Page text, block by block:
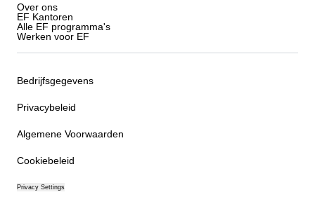
Over ons
EF Kantoren
Alle EF programma's
Werken voor EF
Bedrijfsgegevens
Privacybeleid
Algemene Voorwaarden
Cookiebeleid
Privacy Settings